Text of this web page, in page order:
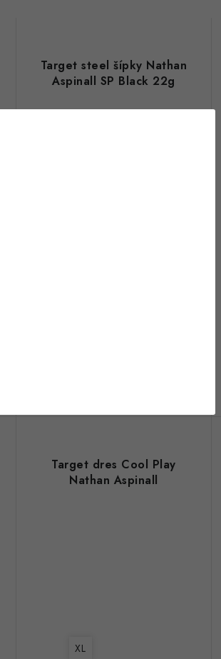
Target steel šípky Nathan
Aspinall SP Black 22g
Target dres Cool Play
Nathan Aspinall
XL